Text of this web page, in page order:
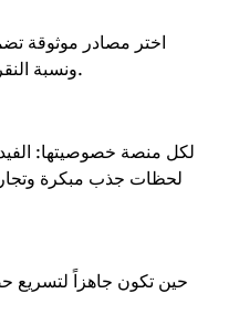
اختر مصادر موثوقة
ونسبة النقر للحفظ والمشاركة. لا تُقاس القيمة بالعدد وحده، بل بالتفاعل الذي يعكس توافقاً حقيقياً مع رسالتك.
لكل منصة خصوصيتها:
لحظات جذب مبكرة وتجارب
حين تكون جاهزاً لتسريع